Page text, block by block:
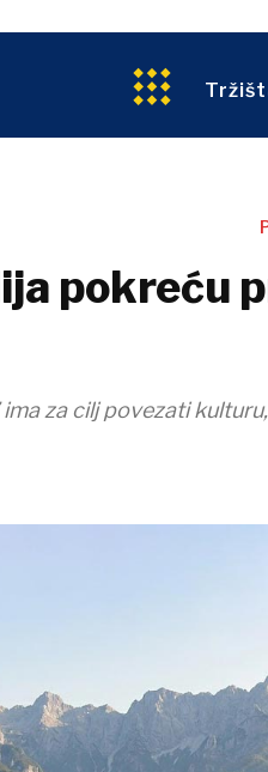
Građevinarstvo
O nama
pokreću
za cilj povezati